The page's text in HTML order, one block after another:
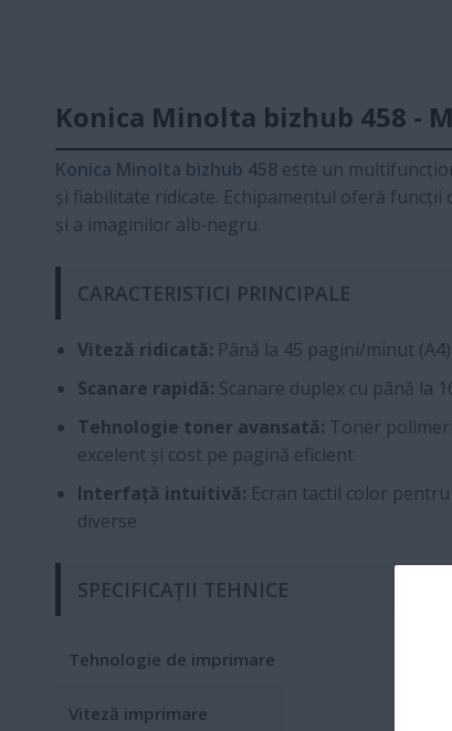
Konica Minolta bizhub 458 -
Konica Minolta bizhub 458 este un
și fiabilitate ridicate. Echipamentul oferă
și a imaginilor alb‑negru.
CARACTERISTICI PRINCIPALE
Viteză ridicată: Până la 45 pagini/minut
Scanare rapidă: Scanare duplex cu până la
Tehnologie toner avansată: Toner
excelent și cost pe pagină eficient
Interfață intuitivă: Ecran tactil color
diverse
SPECIFICAȚII TEHNICE
Tehnologie de imprimare
Viteză imprimare